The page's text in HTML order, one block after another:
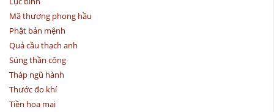
Mã thượng phong hầu
Phật bản mệnh
Quả cầu thạch anh
Súng thần công
Tháp ngũ hành
Thước đo khí
Tiền hoa mai